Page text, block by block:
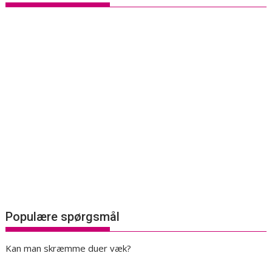
Populære spørgsmål
Kan man skræmme duer væk?